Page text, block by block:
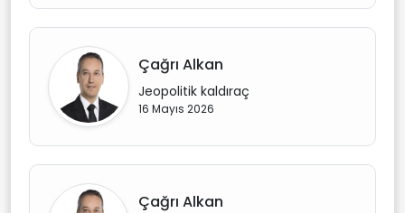
Çağrı Alkan
Jeopolitik kaldıraç
16 Mayıs 2026
Çağrı Alkan